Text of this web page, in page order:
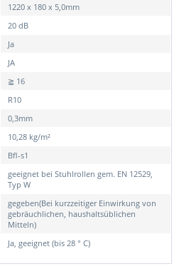
1220 x 180 x 5,0mm
20 dB
Ja
JA
≧ 16
R10
0,3mm
10,28 kg/m²
Bfl-s1
geeignet bei Stuhlrollen gem. EN 12529,
Typ W
gegeben(Bei kurzzeitiger Einwirkung von
gebräuchlichen, haushaltsüblichen
Mitteln)
Ja, geeignet (bis 28 ° C)